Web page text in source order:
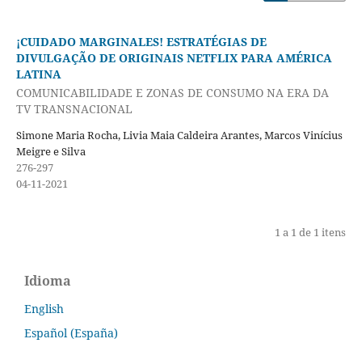
¡CUIDADO MARGINALES! ESTRATÉGIAS DE
DIVULGAÇÃO DE ORIGINAIS NETFLIX PARA AMÉRICA
LATINA
COMUNICABILIDADE E ZONAS DE CONSUMO NA ERA DA
TV TRANSNACIONAL
Simone Maria Rocha, Livia Maia Caldeira Arantes, Marcos Vinícius
Meigre e Silva
276-297
04-11-2021
1 a 1 de 1 itens
Idioma
English
Español (España)